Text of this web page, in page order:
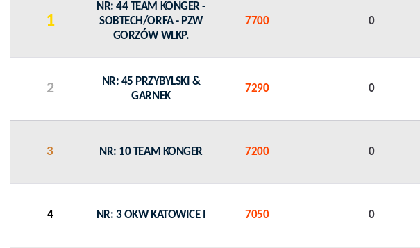
1
NR: 44 TEAM KONGER -
SOBTECH/ORFA - PZW
GORZÓW WLKP.
7700 0
2
NR: 45 PRZYBYLSKI &
GARNEK
7290 0
3 NR: 10 TEAM KONGER 7200 0
4 NR: 3 OKW KATOWICE I 7050 0